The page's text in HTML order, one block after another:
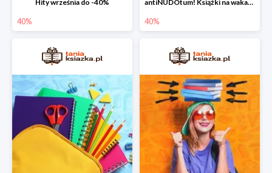
Hity września do -40%
40%
antiNUDOtum! Książki na wakacje do -40%
40%